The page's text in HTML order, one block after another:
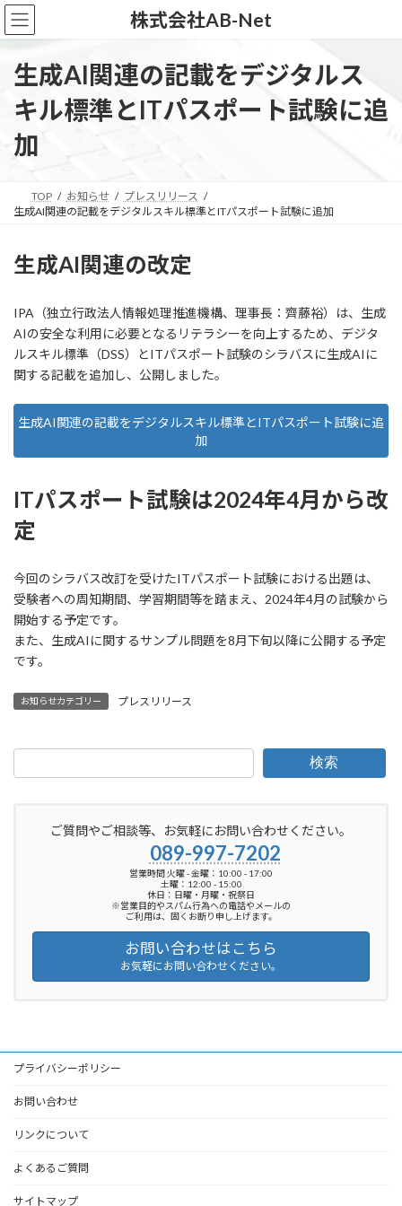
コ
ン
ナ
ビ
株式会社AB-Net
生成AI関連の記載をデジタルス
キル標準とITパスポート試験に追
加
TOP お知らせ
プレスリリース
生成AI関連の記載をデジタルスキル標準とITパスポート試験に追加
生成AI関連の改定
IPA（独立行政法人情報処理推進機構、理事長：齊藤裕）は、生成
AIの安全な利用に必要となるリテラシーを向上するため、デジタ
ルスキル標準（DSS）とITパスポート試験のシラバスに生成AIに
関する記載を追加し、公開しました。
生成AI関連の記載をデジタルスキル標準とITパスポート試験に追
加
ITパスポート試験は2024年4月から改
定
今回のシラバス改訂を受けたITパスポート試験における出題は、
受験者への周知期間、学習期間等を踏まえ、2024年4月の試験から
開始する予定です。
また、生成AIに関するサンプル問題を8月下旬以降に公開する予定
です。
お知らせカテゴリー プレスリリース
検索
ご質問やご相談等、お気軽にお問い合わせください。
089-997-7202
営業時間 火曜 - 金曜：10:00 - 17:00
土曜：12:00 - 15:00
休日：日曜・月曜・祝祭日
※営業目的やスパム行為への電話やメールの
ご利用は、固くお断り申し上げます。
お問い合わせはこちら
お気軽にお問い合わせください。
プライバシーポリシー
お問い合わせ
リンクについて
よくあるご質問
サイトマップ